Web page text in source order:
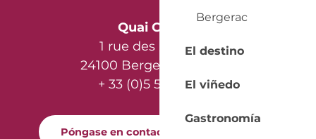
Bergerac
El destino
El viñedo
Gastronomía
Quai Cyrano
1 rue des Récollets
24100 Bergerac - France
+ 33 (0)5 53 57 03 11
Póngase en contacto con nosotros